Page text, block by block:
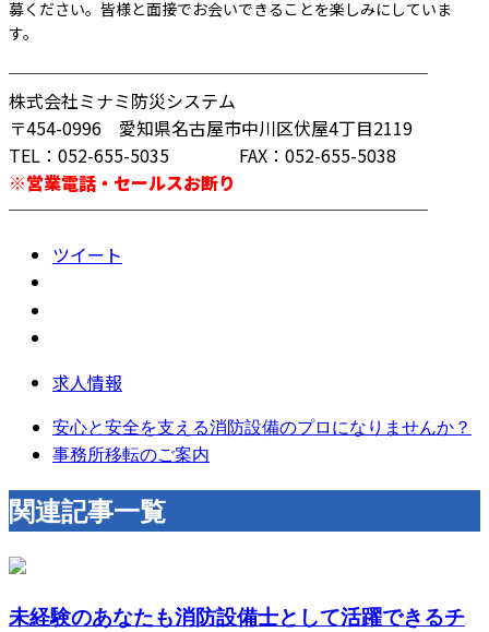
募ください。皆様と面接でお会いできることを楽しみにしていま
す。
────────────────────────
株式会社ミナミ防災システム
〒454-0996 愛知県名古屋市中川区伏屋4丁目2119
TEL：052-655-5035 FAX：052-655-5038
※営業電話・セールスお断り
────────────────────────
ツイート
求人情報
安心と安全を支える消防設備のプロになりませんか？
事務所移転のご案内
関連記事一覧
未経験のあなたも消防設備士として活躍できるチ